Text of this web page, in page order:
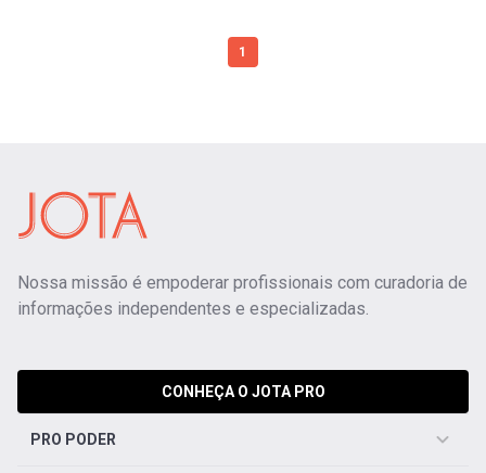
1
Nossa missão é empoderar profissionais com curadoria de
informações independentes e especializadas.
CONHEÇA O JOTA PRO
PRO PODER